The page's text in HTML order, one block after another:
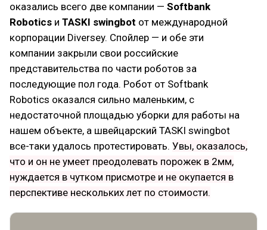
оказались всего две компании — Softbank
Robotics и TASKI swingbot от международной
корпорации Diversey. Спойлер — и обе эти
компании закрыли свои российские
представительства по части роботов за
последующие пол года. Робот от Softbank
Robotics оказался сильно маленьким, с
недостаточной площадью уборки для работы на
нашем объекте, а швейцарский TASKI swingbot
все-таки удалось протестировать. Увы, оказалось,
что и он не умеет преодолевать порожек в 2мм,
нуждается в чутком присмотре и не окупается в
перспективе нескольких лет по стоимости.